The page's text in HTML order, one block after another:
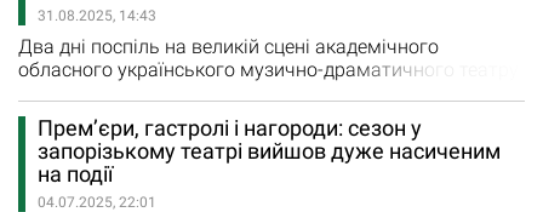
31.08.2025, 14:43
Два дні поспіль на великій сцені академічного
обласного українського музично-драматичного театру
«Шлях додому» у постановці заслуженого артиста
України маріупольця Андрія Луценка. Допрем'єрний
показ відбувся в День вшанування пам’яті полеглих
захисників і захисниць України. 29…
Прем’єри, гастролі і нагороди: сезон у
запорізькому театрі вийшов дуже насиченим
на події
04.07.2025, 22:01